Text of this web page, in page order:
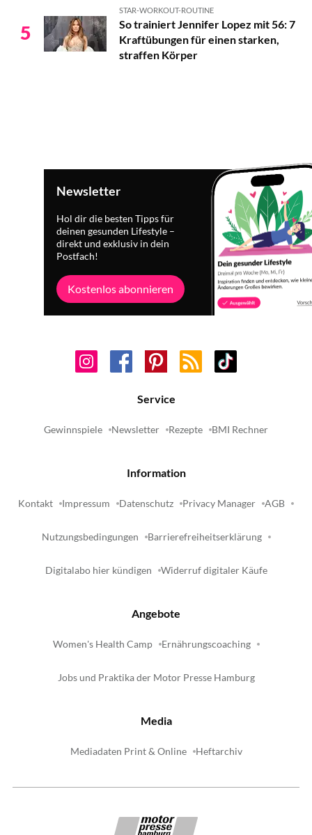
5
STAR-WORKOUT-ROUTINE
So trainiert Jennifer Lopez mit 56: 7
Kraftübungen für einen starken,
straffen Körper
Newsletter
Hol dir die besten Tipps für
deinen gesunden Lifestyle –
direkt und exklusiv in dein
Postfach!
Kostenlos abonnieren
Service
Gewinnspiele Newsletter Rezepte BMI Rechner
Information
Kontakt Impressum Datenschutz Privacy Manager AGB
Nutzungsbedingungen Barrierefreiheitserklärung
Digitalabo hier kündigen Widerruf digitaler Käufe
Angebote
Women's Health Camp Ernährungscoaching
Jobs und Praktika der Motor Presse Hamburg
Media
Mediadaten Print & Online Heftarchiv